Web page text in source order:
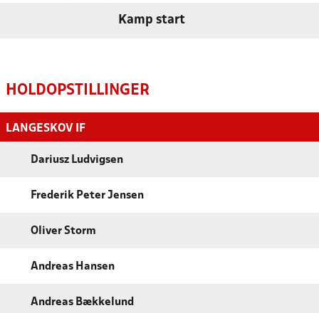
Kamp start
HOLDOPSTILLINGER
LANGESKOV IF
Dariusz Ludvigsen
Frederik Peter Jensen
Oliver Storm
Andreas Hansen
Andreas Bækkelund